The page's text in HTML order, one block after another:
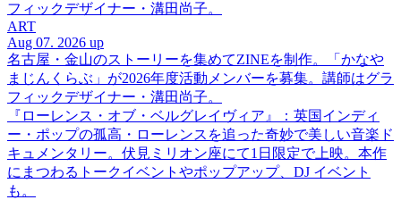
フィックデザイナー・溝田尚子。
ART
Aug 07. 2026 up
名古屋・金山のストーリーを集めてZINEを制作。「かなや
まじんくらぶ」が2026年度活動メンバーを募集。講師はグラ
フィックデザイナー・溝田尚子。
『ローレンス・オブ・ベルグレイヴィア』：英国インディ
ー・ポップの孤高・ローレンスを追った奇妙で美しい音楽ド
キュメンタリー。伏見ミリオン座にて1日限定で上映。本作
にまつわるトークイベントやポップアップ、DJ イベント
も。